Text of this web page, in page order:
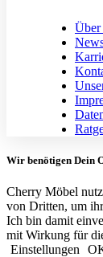
Über
Wir benötigen Dein
Cherry Möbel
von Dritten, um
Ich bin damit
mit Wirkung für
Einstellungen